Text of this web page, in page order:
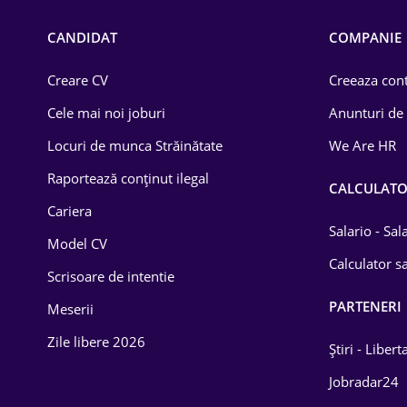
CANDIDAT
Creare CV
Cele mai noi joburi
Locuri de munca Străinătate
Raportează conținut ilegal
Cariera
Model CV
Scrisoare de intentie
Meserii
Zile libere 2026
COMPANIE
Creeaza
Anunturi de
We Are HR
Salario -
Calculator
PARTENERI
Știri -
Jobradar24